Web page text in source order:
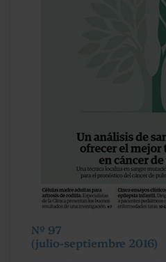
Nº 97
(julio-septiembre 2016)